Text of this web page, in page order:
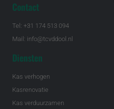
Contact
Tel: +31 174 513 094
Mail: info@tcvddool.nl
Diensten
Kas verhogen
Kasrenovatie
Kas verduurzamen